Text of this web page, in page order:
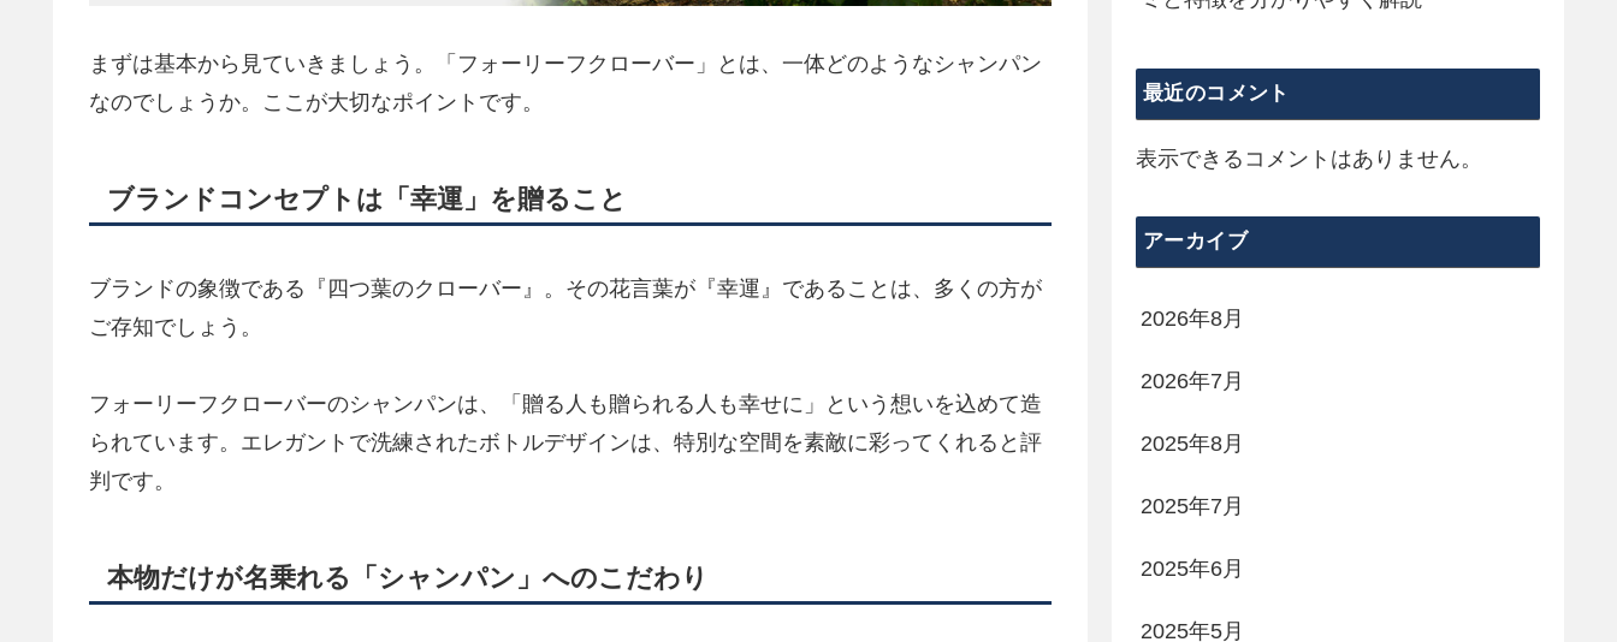
まずは基本から見ていきましょう。「フォーリーフクローバー」とは、一体どのようなシャンパン
なのでしょうか。ここが大切なポイントです。
ブランドコンセプトは「幸運」を贈ること
ブランドの象徴である『四つ葉のクローバー』。その花言葉が『幸運』であることは、多くの方が
ご存知でしょう。
フォーリーフクローバーのシャンパンは、「贈る人も贈られる人も幸せに」という想いを込めて造
られています。エレガントで洗練されたボトルデザインは、特別な空間を素敵に彩ってくれると評
判です。
本物だけが名乗れる「シャンパン」へのこだわり
最近のコメント
表示できるコメントはありません。
アーカイブ
2026年8月
2026年7月
2025年8月
2025年7月
2025年6月
2025年5月